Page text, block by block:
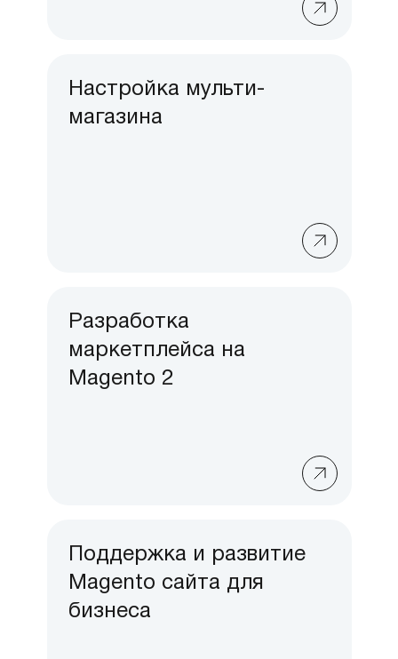
Настройка мульти-
магазина
Разработка
маркетплейса на
Magento 2
Поддержка и развитие
Magento сайта для
бизнеса